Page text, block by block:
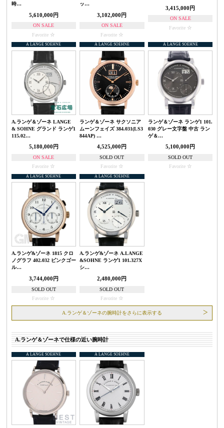
時…
5,610,000円
ON SALE
Favorite
ッ…
3,102,000円
ON SALE
Favorite
3,415,000円
ON SALE
Favorite
A LANGE SOEHNE
A.ランゲ＆ゾーネ LANGE
& SOHNE グランド ランゲ1
115.02…
5,180,000円
ON SALE
Favorite
A LANGE SOEHNE
ランゲ＆ゾーネ サクソニア
ムーンフェイズ 384.031(LS3
844AP) …
4,525,000円
SOLD OUT
Favorite
A LANGE SOEHNE
ランゲ＆ゾーネ ランゲ1 101.
030 グレー文字盤 中古 ラン
ゲ＆…
5,100,000円
SOLD OUT
Favorite
A LANGE SOEHNE
A.ランゲ&ゾーネ 1815 クロ
ノグラフ 402.032 ピンクゴー
ル…
3,744,000円
SOLD OUT
Favorite
A LANGE SOEHNE
A.ランゲ&ゾーネ A.LANGE
&SOHNE ランゲ1 101.327X
シ…
2,480,000円
SOLD OUT
Favorite
A.ランゲ＆ゾーネの腕時計をさらに表示する
A.ランゲ＆ゾーネで仕様の近い腕時計
A LANGE SOEHNE A LANGE SOEHNE